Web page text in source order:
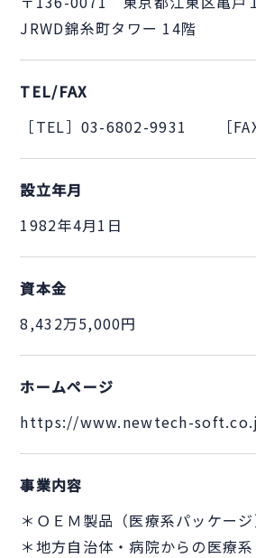
JRWD錦糸町タワー 14階
TEL/FAX
［TEL］03-6802-9931 ［
設立年月
1982年4月1日
資本金
8,432万5,000円
ホームページ
https://www.newtech-
事業内容
＊ＯＥＭ製品（医療系パッケー
＊地方自治体・病院からの医療